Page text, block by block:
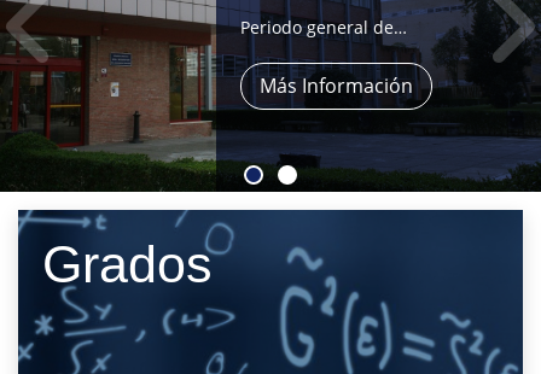
Periodo general de
automatrícula:
- del 9 al 31 de julio,
- y del 1 al 4 de septiembre
Más Información
Grados